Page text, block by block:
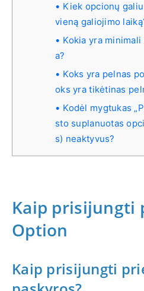
Kiek opcionų
vieną galiojimo
Kokia yra
a?
Koks yra pelnas
oks yra tikėtinas
Kodėl mygtukas
sto suplanuotas
s) neaktyvus?
Kaip prisijungti
Option
Kaip prisijungti